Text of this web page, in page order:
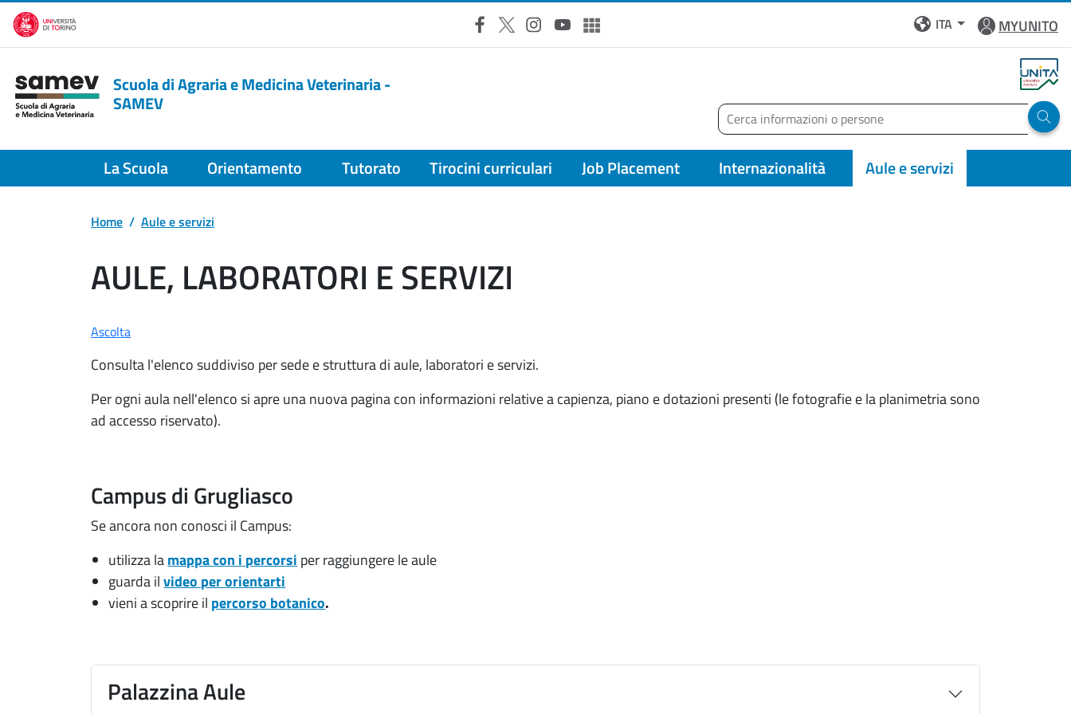
Salta al contenuto principale
Facebook
X Instagram
YouTubeAltri social
ITA MYUNITO
Scuola di Agraria e Medicina Veterinaria -
SAMEV Cerca
Run
La Scuola Orientamento Tutorato Tirocini curriculari Job Placement Internazionalità Aule e servizi
Home Aule e servizi
AULE, LABORATORI E SERVIZI
Ascolta
Consulta l'elenco suddiviso per sede e struttura di aule, laboratori e servizi.
Per ogni aula nell'elenco si apre una nuova pagina con informazioni relative a capienza, piano e dotazioni presenti (le fotografie e la planimetria sono
ad accesso riservato).
Campus di Grugliasco
Se ancora non conosci il Campus:
utilizza lamappa con i percorsi per raggiungere le aule
guarda ilvideo per orientarti
vieni a scoprire il percorso botanico.
Palazzina Aule